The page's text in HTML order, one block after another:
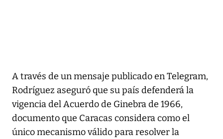
A través de un mensaje publicado en Telegram,
Rodríguez aseguró que su país defenderá la
vigencia del Acuerdo de Ginebra de 1966,
documento que Caracas considera como el
único mecanismo válido para resolver la